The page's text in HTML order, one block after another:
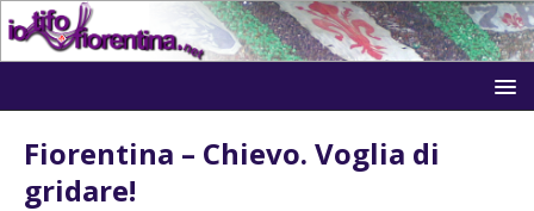
Fiorentina – Chievo. Voglia di
gridare!